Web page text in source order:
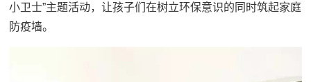
小卫士”主题活动，让孩子们在树立环保意识的同时筑起家庭
防疫墙。